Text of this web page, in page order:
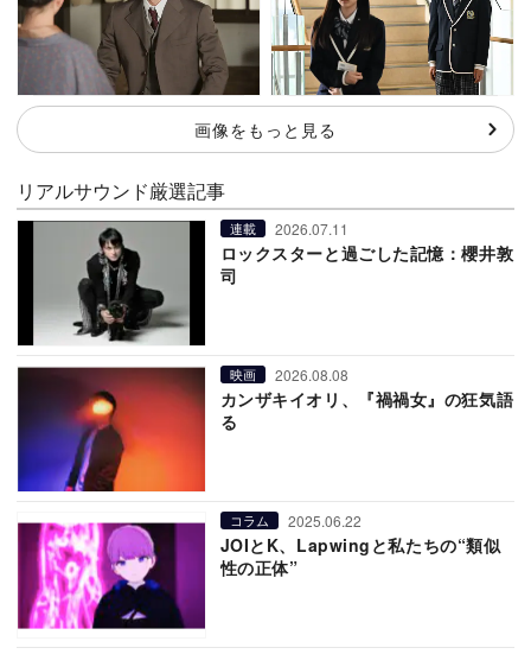
画像をもっと見る
リアルサウンド厳選記事
連載 2026.07.11
ロックスターと過ごした記憶：櫻井敦
司
映画 2026.08.08
カンザキイオリ、『禍禍女』の狂気語
る
コラム 2025.06.22
JOIとK、Lapwingと私たちの“類似
性の正体”